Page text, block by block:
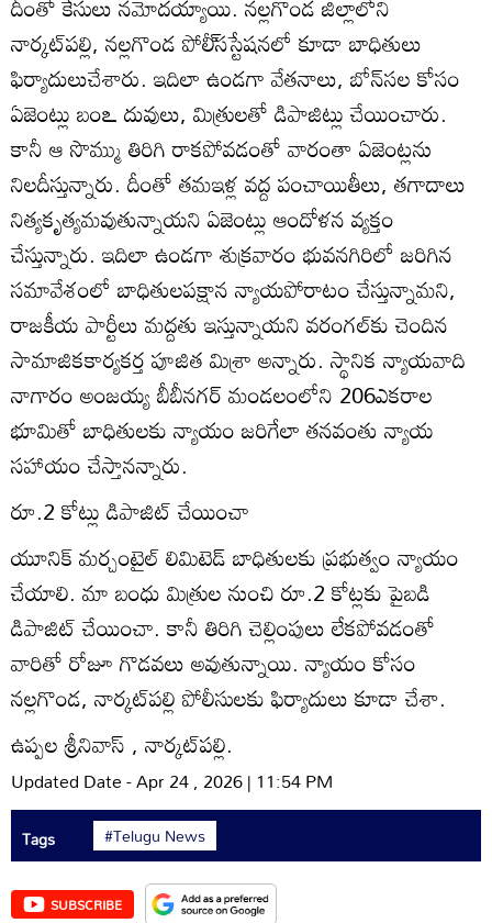
నార్కట్‌పల్లి, నల్లగొండ పోలీ్‌సస్టేషనలో కూడా బాధితులు
ఫిర్యాదులుచేశారు. ఇదిలా ఉండగా వేతనాలు, బోన్‌సల కోసం
ఏజెంట్లు బంఽ దువులు, మిత్రులతో డిపాజిట్లు చేయించారు.
కానీ ఆ సొమ్ము తిరిగి రాకపోవడంతో వారంతా ఏజెంట్లను
నిలదీస్తున్నారు. దీంతో తమఇళ్ల వద్ద పంచాయితీలు, తగాదాలు
నిత్యకృత్యమవుతున్నాయని ఏజెంట్లు ఆందోళన వ్యక్తం
చేస్తున్నారు. ఇదిలా ఉండగా శుక్రవారం భువనగిరిలో జరిగిన
సమావేశంలో బాధితులపక్షాన న్యాయపోరాటం చేస్తున్నామని,
రాజకీయ పార్టీలు మద్దతు ఇస్తున్నాయని వరంగల్‌కు చెందిన
సామాజికకార్యకర్త పూజిత మిశ్రా అన్నారు. స్థానిక న్యాయవాది
నాగారం అంజయ్య బీబీనగర్‌ మండలంలోని 206ఎకరాల
భూమితో బాధితులకు న్యాయం జరిగేలా తనవంతు న్యాయ
సహాయం చేస్తానన్నారు.
రూ.2 కోట్లు డిపాజిట్‌ చేయించా
యూనిక్‌ మర్చంటైల్‌ లిమిటెడ్‌ బాధితులకు ప్రభుత్వం న్యాయం
చేయాలి. మా బంధు మిత్రుల నుంచి రూ.2 కోట్లకు పైబడి
డిపాజిట్‌ చేయించా. కానీ తిరిగి చెల్లింపులు లేకపోవడంతో
వారితో రోజూ గొడవలు అవుతున్నాయి. న్యాయం కోసం
నల్లగొండ, నార్కట్‌పల్లి పోలీసులకు ఫిర్యాదులు కూడా చేశా.
ఉప్పల శ్రీనివాస్‌ , నార్కట్‌పల్లి.
Updated Date - Apr 24 , 2026 | 11:54 PM
Tags #Telugu News
SUBSCRIBE